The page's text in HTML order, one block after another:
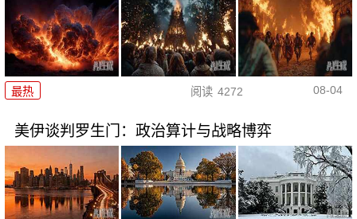
最热 阅读 4272 08-04
美伊谈判罗生门：政治算计与战略博弈